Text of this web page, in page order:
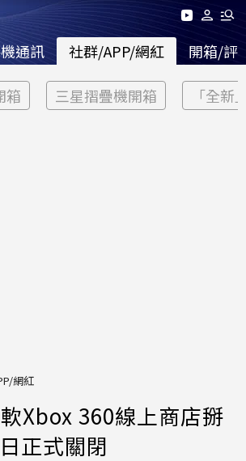
通訊 社群/APP/網紅 開箱/評
箱 三星摺疊機開箱 「全新
網紅
Xbox 360線上商店掰
正式關閉